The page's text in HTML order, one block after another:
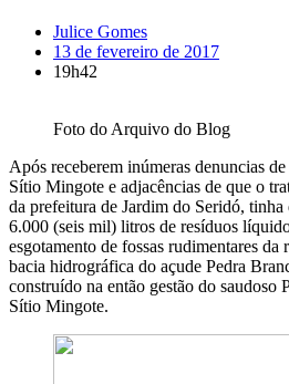
Julice Gomes
13 de fevereiro de 2017
19h42
Foto do Arquivo do Blog
Após receberem inúmeras denuncias
Sítio Mingote e adjacências de que o
da prefeitura de Jardim do Seridó,
6.000 (seis mil) litros de resíduos
esgotamento de fossas rudimentares da
bacia hidrográfica do açude Pedra
construído na então gestão do saudoso
Sítio Mingote.